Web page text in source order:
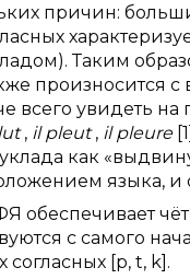
причин:
Таким
произносится
всего увидеть
, il pleut, il pleure
как
языка, и
обеспечивает
с самого
[p, t, k].